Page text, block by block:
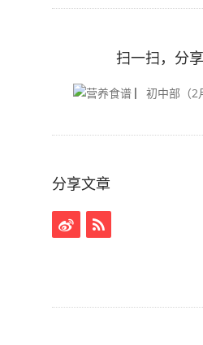
扫一扫，分
分享文章